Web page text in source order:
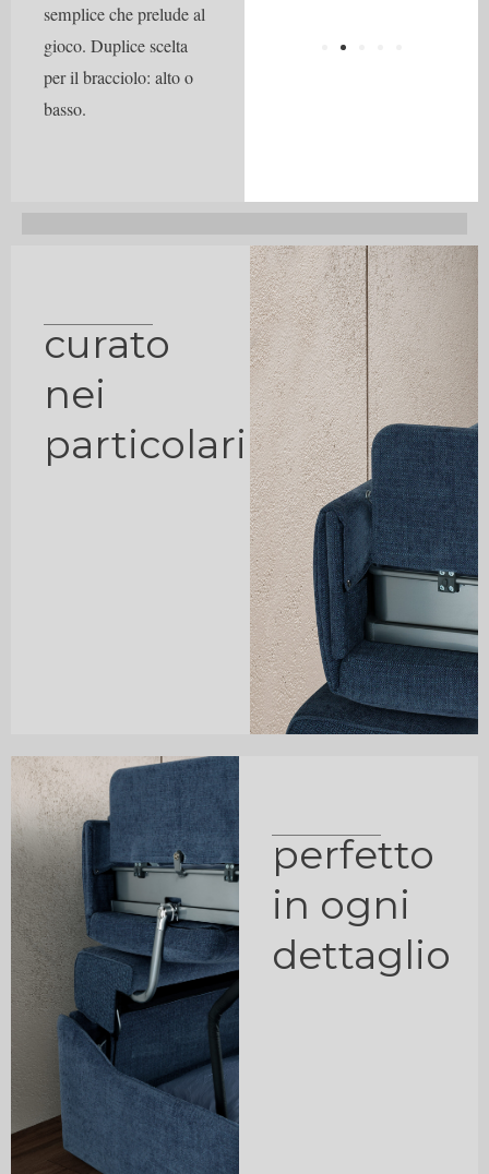
semplice che prelude al
gioco. Duplice scelta
per il bracciolo: alto o
basso.
curato
nei
particolari
perfetto
in ogni
dettaglio